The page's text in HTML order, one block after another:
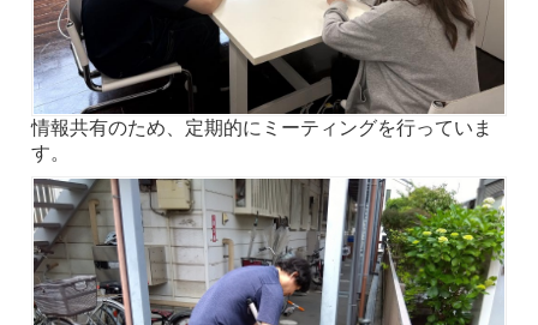
情報共有のため、定期的にミーティングを行っていま
す。